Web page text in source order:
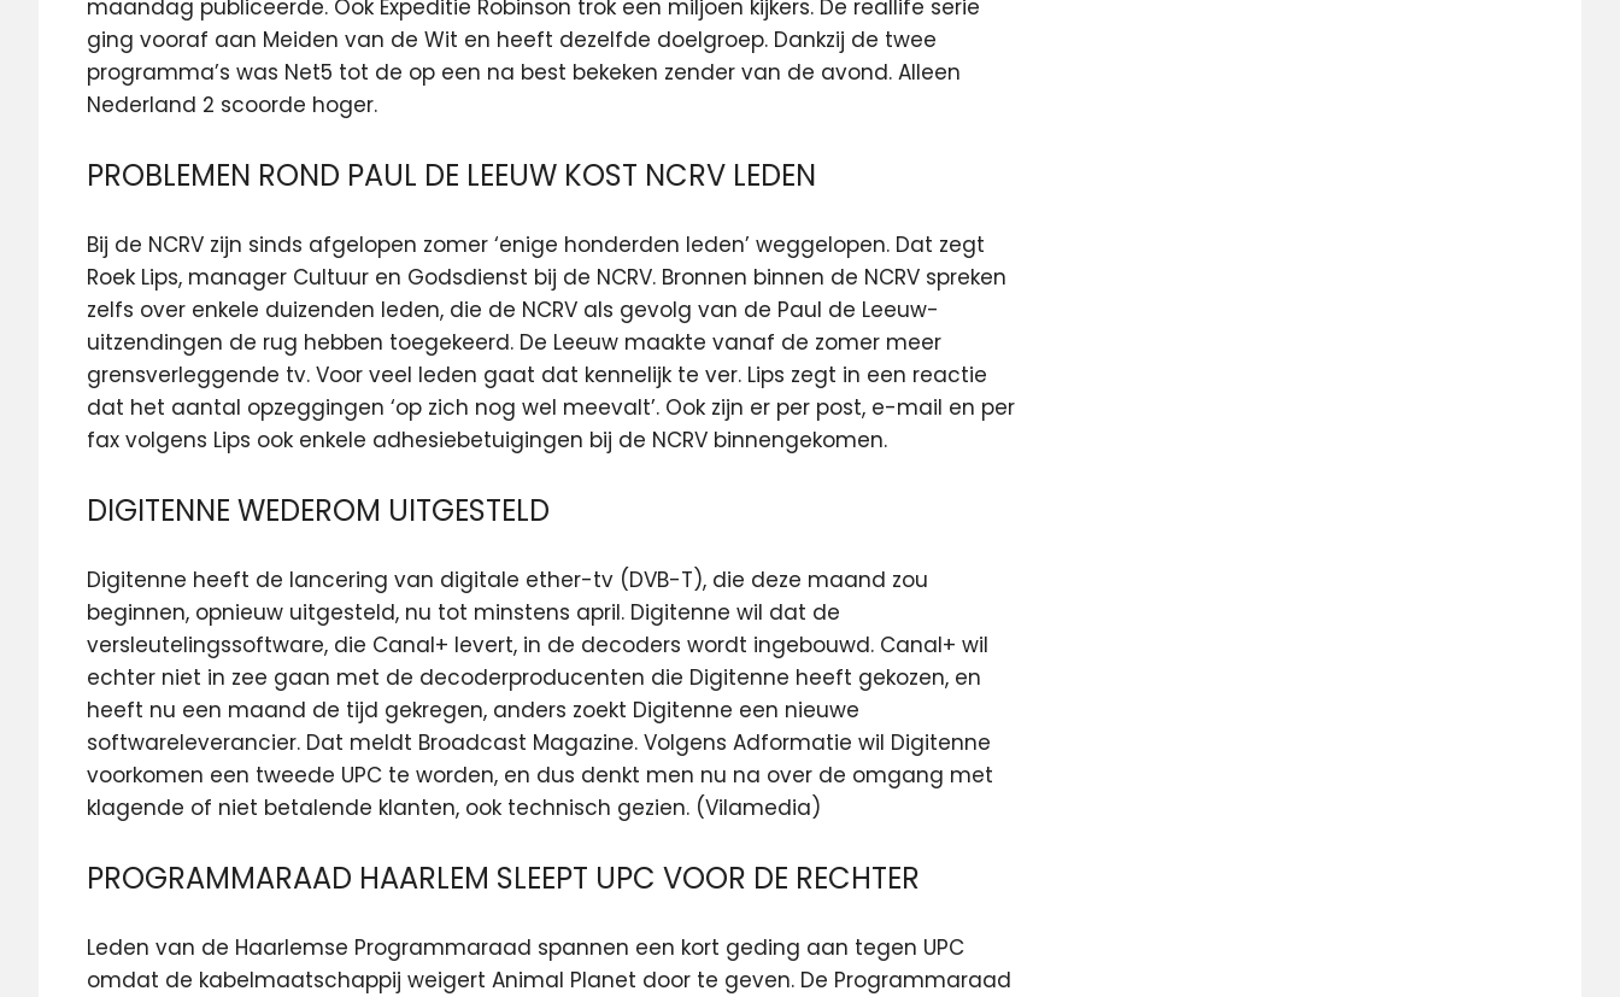
maandag publiceerde. Ook Expeditie Robinson trok een miljoen kijkers. De reallife serie
ging vooraf aan Meiden van de Wit en heeft dezelfde doelgroep. Dankzij de twee
programma’s was Net5 tot de op een na best bekeken zender van de avond. Alleen
Nederland 2 scoorde hoger.
PROBLEMEN ROND PAUL DE LEEUW KOST NCRV LEDEN
Bij de NCRV zijn sinds afgelopen zomer ‘enige honderden leden’ weggelopen. Dat zegt
Roek Lips, manager Cultuur en Godsdienst bij de NCRV. Bronnen binnen de NCRV spreken
zelfs over enkele duizenden leden, die de NCRV als gevolg van de Paul de Leeuw-
uitzendingen de rug hebben toegekeerd. De Leeuw maakte vanaf de zomer meer
grensverleggende tv. Voor veel leden gaat dat kennelijk te ver. Lips zegt in een reactie
dat het aantal opzeggingen ‘op zich nog wel meevalt’. Ook zijn er per post, e-mail en per
fax volgens Lips ook enkele adhesiebetuigingen bij de NCRV binnengekomen.
DIGITENNE WEDEROM UITGESTELD
Digitenne heeft de lancering van digitale ether-tv (DVB-T), die deze maand zou
beginnen, opnieuw uitgesteld, nu tot minstens april. Digitenne wil dat de
versleutelingssoftware, die Canal+ levert, in de decoders wordt ingebouwd. Canal+ wil
echter niet in zee gaan met de decoderproducenten die Digitenne heeft gekozen, en
heeft nu een maand de tijd gekregen, anders zoekt Digitenne een nieuwe
softwareleverancier. Dat meldt Broadcast Magazine. Volgens Adformatie wil Digitenne
voorkomen een tweede UPC te worden, en dus denkt men nu na over de omgang met
klagende of niet betalende klanten, ook technisch gezien. (Vilamedia)
PROGRAMMARAAD HAARLEM SLEEPT UPC VOOR DE RECHTER
Leden van de Haarlemse Programmaraad spannen een kort geding aan tegen UPC
omdat de kabelmaatschappij weigert Animal Planet door te geven. De Programmaraad